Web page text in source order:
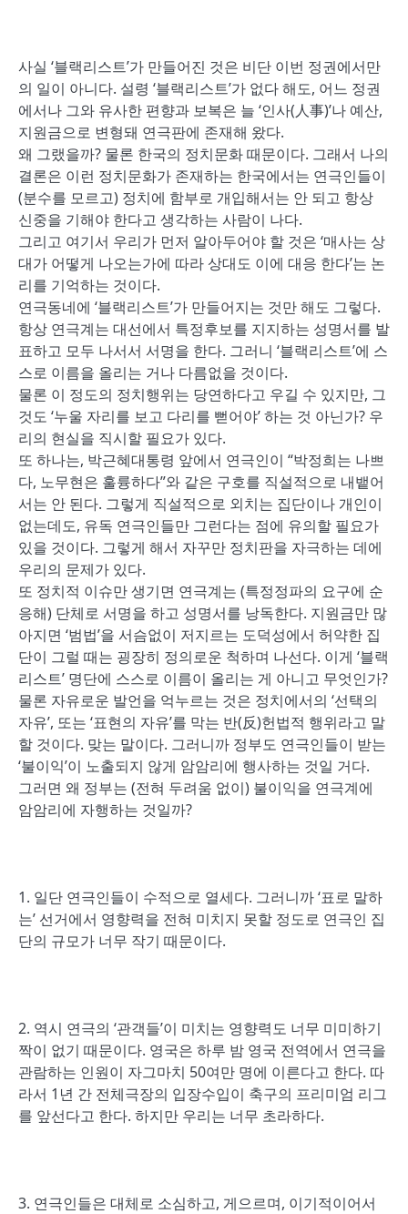
사실 ‘블랙리스트’가 만들어진 것은 비단 이번 정권에서만
의 일이 아니다. 설령 ‘블랙리스트’가 없다 해도, 어느 정권
에서나 그와 유사한 편향과 보복은 늘 ‘인사(人事)’나 예산,
지원금으로 변형돼 연극판에 존재해 왔다.
왜 그랬을까? 물론 한국의 정치문화 때문이다. 그래서 나의
결론은 이런 정치문화가 존재하는 한국에서는 연극인들이
(분수를 모르고) 정치에 함부로 개입해서는 안 되고 항상
신중을 기해야 한다고 생각하는 사람이 나다.
그리고 여기서 우리가 먼저 알아두어야 할 것은 ‘매사는 상
대가 어떻게 나오는가에 따라 상대도 이에 대응 한다’는 논
리를 기억하는 것이다.
연극동네에 ‘블랙리스트’가 만들어지는 것만 해도 그렇다.
항상 연극계는 대선에서 특정후보를 지지하는 성명서를 발
표하고 모두 나서서 서명을 한다. 그러니 ‘블랙리스트’에 스
스로 이름을 올리는 거나 다름없을 것이다.
물론 이 정도의 정치행위는 당연하다고 우길 수 있지만, 그
것도 ‘누울 자리를 보고 다리를 뻗어야’ 하는 것 아닌가? 우
리의 현실을 직시할 필요가 있다.
또 하나는, 박근혜대통령 앞에서 연극인이 “박정희는 나쁘
다, 노무현은 훌륭하다”와 같은 구호를 직설적으로 내뱉어
서는 안 된다. 그렇게 직설적으로 외치는 집단이나 개인이
없는데도, 유독 연극인들만 그런다는 점에 유의할 필요가
있을 것이다. 그렇게 해서 자꾸만 정치판을 자극하는 데에
우리의 문제가 있다.
또 정치적 이슈만 생기면 연극계는 (특정정파의 요구에 순
응해) 단체로 서명을 하고 성명서를 낭독한다. 지원금만 많
아지면 ‘범법’을 서슴없이 저지르는 도덕성에서 허약한 집
단이 그럴 때는 굉장히 정의로운 척하며 나선다. 이게 ‘블랙
리스트’ 명단에 스스로 이름이 올리는 게 아니고 무엇인가?
물론 자유로운 발언을 억누르는 것은 정치에서의 ‘선택의
자유’, 또는 ‘표현의 자유’를 막는 반(反)헌법적 행위라고 말
할 것이다. 맞는 말이다. 그러니까 정부도 연극인들이 받는
‘불이익’이 노출되지 않게 암암리에 행사하는 것일 거다.
그러면 왜 정부는 (전혀 두려움 없이) 불이익을 연극계에
암암리에 자행하는 것일까?
1. 일단 연극인들이 수적으로 열세다. 그러니까 ‘표로 말하
는’ 선거에서 영향력을 전혀 미치지 못할 정도로 연극인 집
단의 규모가 너무 작기 때문이다.
2. 역시 연극의 ‘관객들’이 미치는 영향력도 너무 미미하기
짝이 없기 때문이다. 영국은 하루 밤 영국 전역에서 연극을
관람하는 인원이 자그마치 50여만 명에 이른다고 한다. 따
라서 1년 간 전체극장의 입장수입이 축구의 프리미엄 리그
를 앞선다고 한다. 하지만 우리는 너무 초라하다.
3. 연극인들은 대체로 소심하고, 게으르며, 이기적이어서